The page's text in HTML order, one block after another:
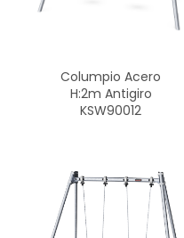
Columpio Acero
H:2m Antigiro
KSW90012